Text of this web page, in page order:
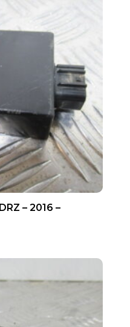
– 2016 –